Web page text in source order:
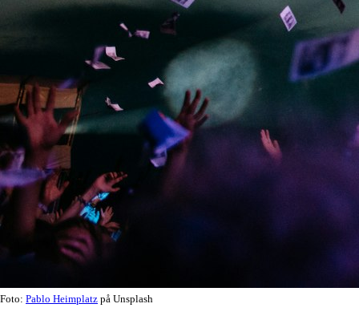
Foto: Pablo Heimplatz på Unsplash